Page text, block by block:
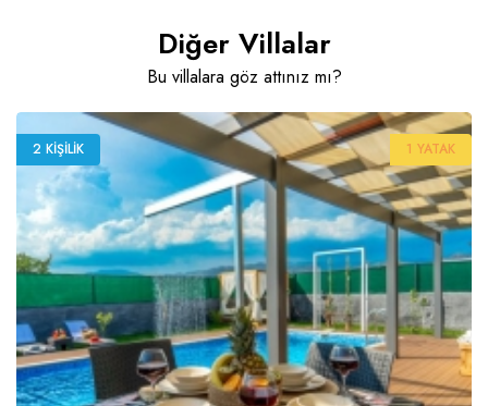
Diğer Villalar
Bu villalara göz attınız mı?
2 KIŞILIK 1 YATAK